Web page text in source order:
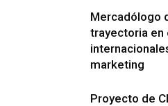
Mercadólogo
trayectoria en
marketing
Proyecto de